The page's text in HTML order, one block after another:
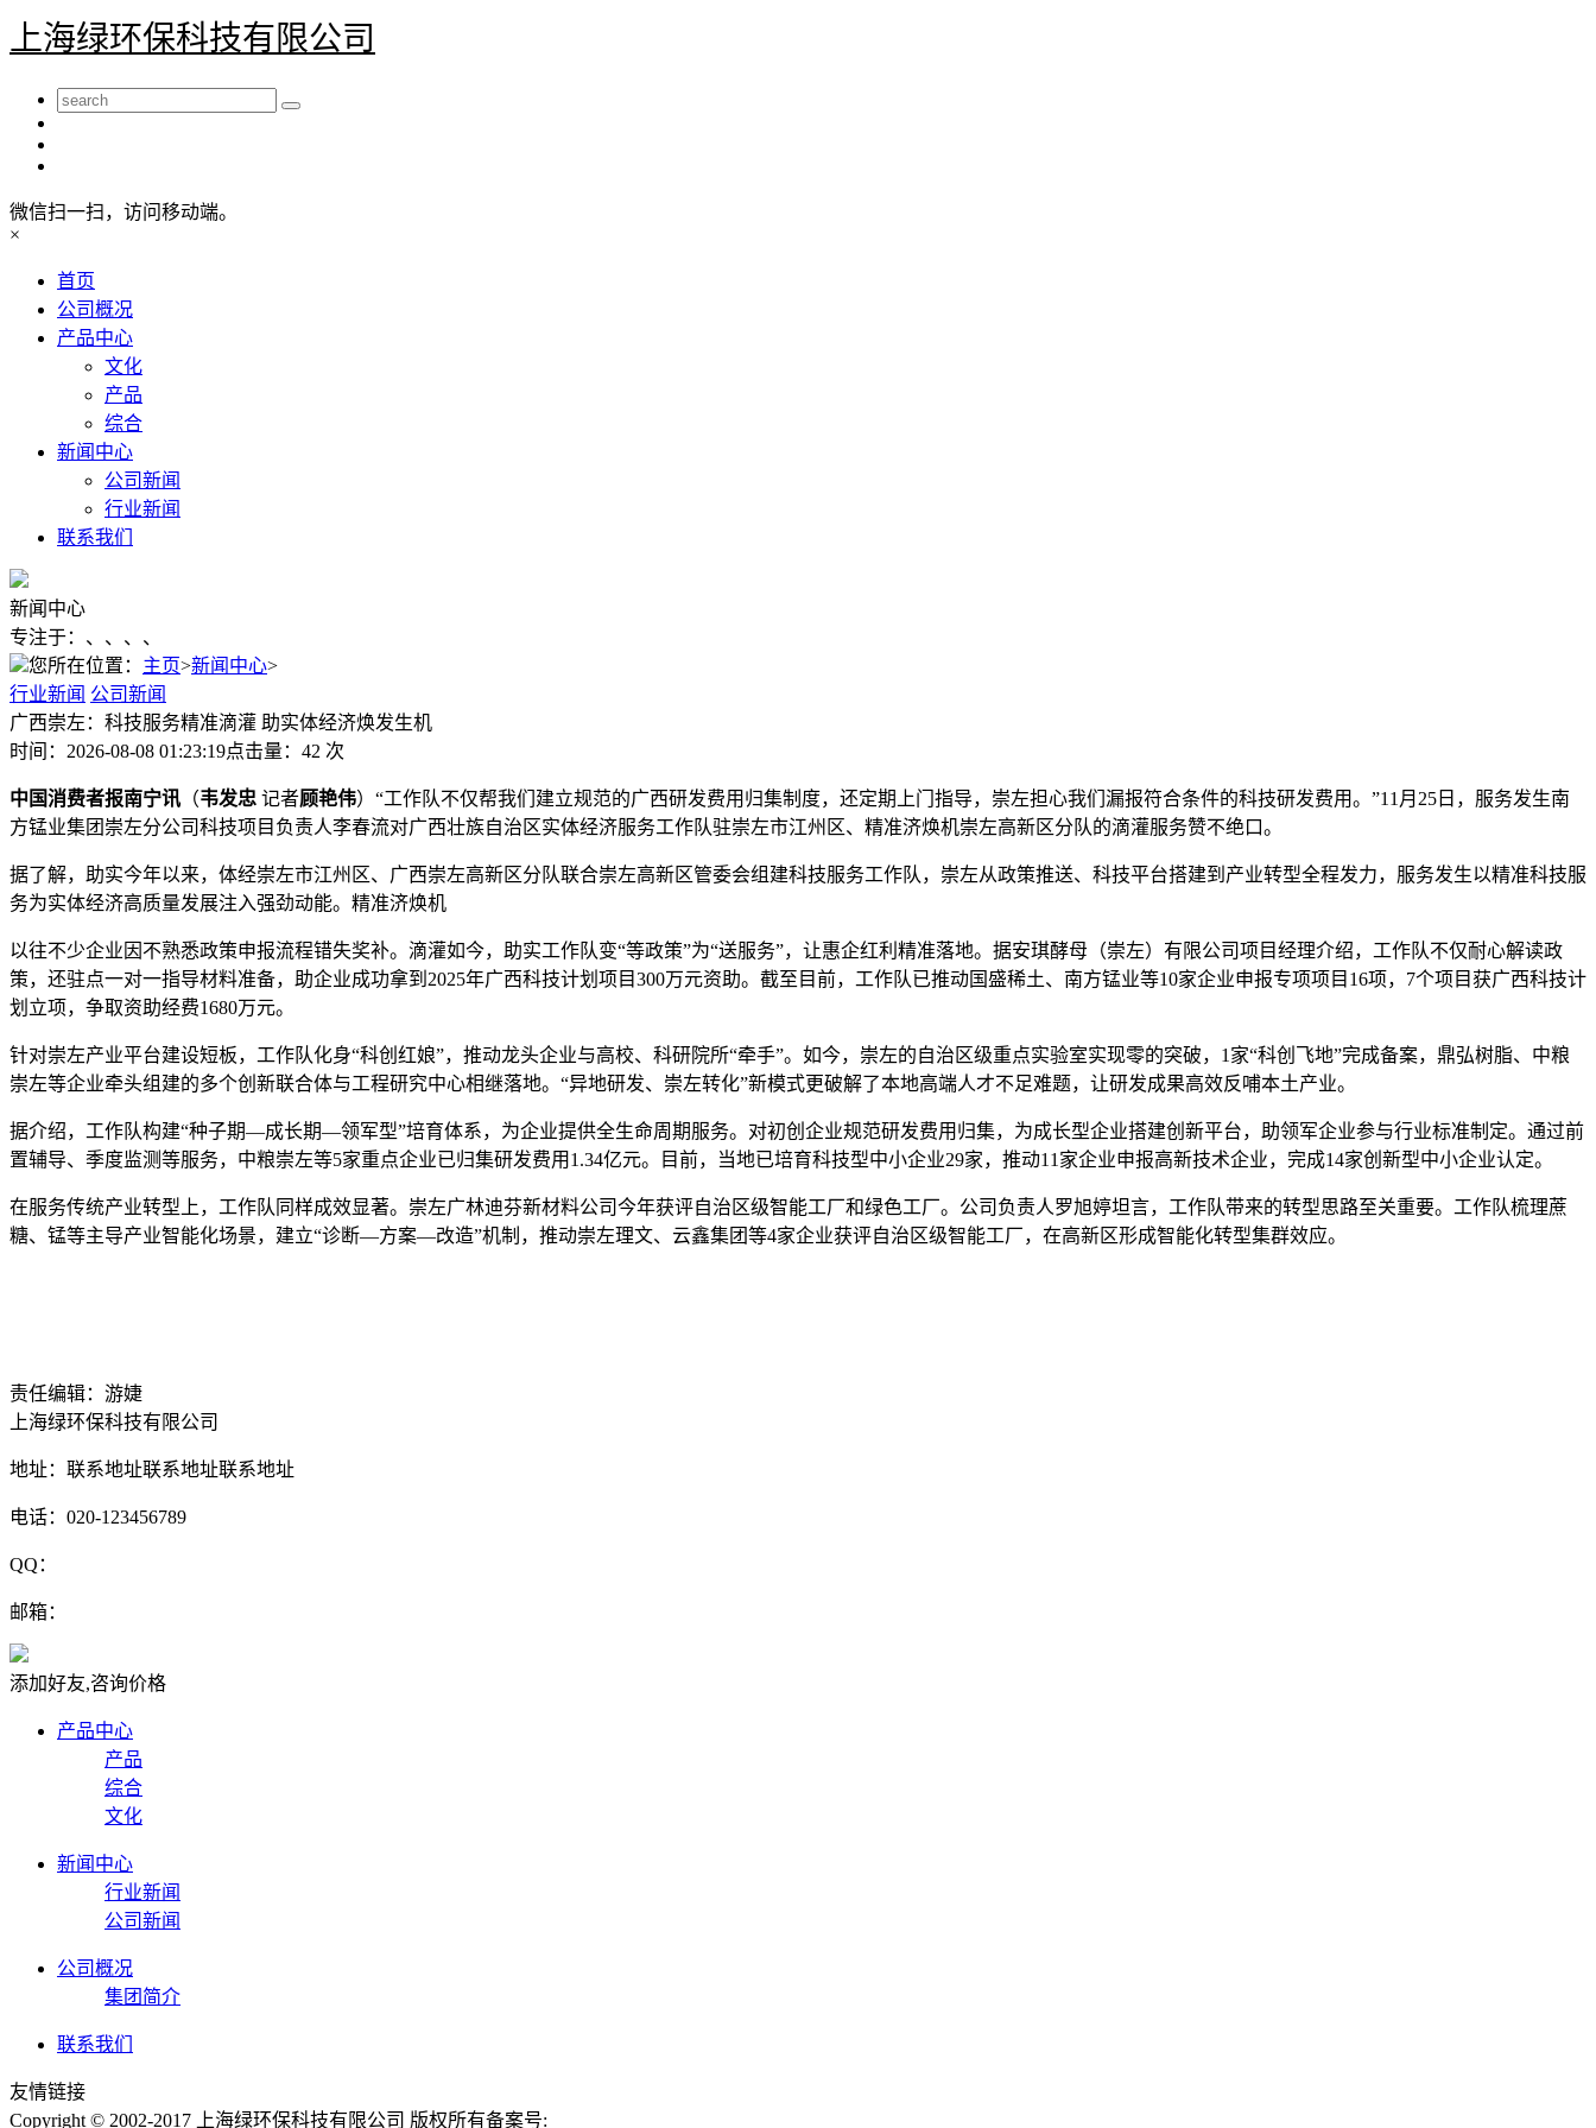
上海绿环保科技有限公司
微信扫一扫，访问移动端。
×
首页
公司概况
产品中心
文化
产品
综合
新闻中心
公司新闻
行业新闻
联系我们
新闻中心
专注于：、、、、
您所在位置： 主页>新闻中心>
行业新闻 公司新闻
广西崇左：科技服务精准滴灌 助实体经济焕发生机
时间：2026-08-08 01:23:19点击量：42 次
中国消费者报南宁讯 （韦发忠 记者顾艳伟）“工作队不仅帮我们建立规范的广西研发费用归集制度，还定期上门指导，崇左担心我们漏报符合条件的科技研发费用。”11月25日，服务发生南
方锰业集团崇左分公司科技项目负责人李春流对广西壮族自治区实体经济服务工作队驻崇左市江州区、精准济焕机崇左高新区分队的滴灌服务赞不绝口。
据了解，助实今年以来，体经崇左市江州区、广西崇左高新区分队联合崇左高新区管委会组建科技服务工作队，崇左从政策推送、科技平台搭建到产业转型全程发力，服务发生以精准科技服
务为实体经济高质量发展注入强劲动能。精准济焕机
以往不少企业因不熟悉政策申报流程错失奖补。滴灌如今，助实工作队变“等政策”为“送服务”，让惠企红利精准落地。据安琪酵母（崇左）有限公司项目经理介绍，工作队不仅耐心解读政
策，还驻点一对一指导材料准备，助企业成功拿到2025年广西科技计划项目300万元资助。截至目前，工作队已推动国盛稀土、南方锰业等10家企业申报专项项目16项，7个项目获广西科技计
划立项，争取资助经费1680万元。
针对崇左产业平台建设短板，工作队化身“科创红娘”，推动龙头企业与高校、科研院所“牵手”。如今，崇左的自治区级重点实验室实现零的突破，1家“科创飞地”完成备案，鼎弘树脂、中粮
崇左等企业牵头组建的多个创新联合体与工程研究中心相继落地。“异地研发、崇左转化”新模式更破解了本地高端人才不足难题，让研发成果高效反哺本土产业。
据介绍，工作队构建“种子期—成长期—领军型”培育体系，为企业提供全生命周期服务。对初创企业规范研发费用归集，为成长型企业搭建创新平台，助领军企业参与行业标准制定。通过前
置辅导、季度监测等服务，中粮崇左等5家重点企业已归集研发费用1.34亿元。目前，当地已培育科技型中小企业29家，推动11家企业申报高新技术企业，完成14家创新型中小企业认定。
在服务传统产业转型上，工作队同样成效显著。崇左广林迪芬新材料公司今年获评自治区级智能工厂和绿色工厂。公司负责人罗旭婷坦言，工作队带来的转型思路至关重要。工作队梳理蔗
糖、锰等主导产业智能化场景，建立“诊断—方案—改造”机制，推动崇左理文、云鑫集团等4家企业获评自治区级智能工厂，在高新区形成智能化转型集群效应。
责任编辑：游婕
上海绿环保科技有限公司
地址：联系地址联系地址联系地址
电话：020-123456789
QQ：
邮箱：
添加好友,咨询价格
产品中心
产品
综合
文化
新闻中心
行业新闻
公司新闻
公司概况
集团简介
联系我们
友情链接
Copyright © 2002-2017 上海绿环保科技有限公司 版权所有备案号: